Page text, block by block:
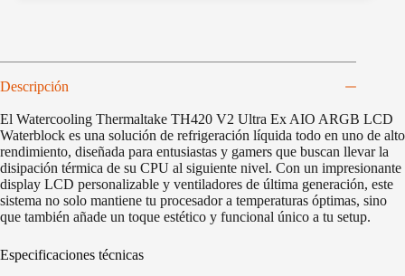
Descripción
El Watercooling Thermaltake TH420 V2 Ultra Ex AIO ARGB LCD
Waterblock es una solución de refrigeración líquida todo en uno de alto
rendimiento, diseñada para entusiastas y gamers que buscan llevar la
disipación térmica de su CPU al siguiente nivel. Con un impresionante
display LCD personalizable y ventiladores de última generación, este
sistema no solo mantiene tu procesador a temperaturas óptimas, sino
que también añade un toque estético y funcional único a tu setup.
Especificaciones técnicas